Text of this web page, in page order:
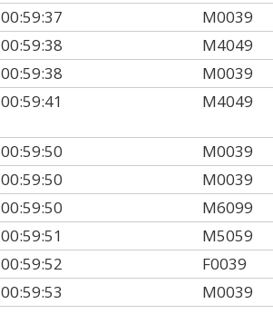
00:59:37 M0039
00:59:38 M4049
00:59:38 M0039
00:59:41 M4049
00:59:50 M0039
00:59:50 M0039
00:59:50 M6099
00:59:51 M5059
00:59:52 F0039
00:59:53 M0039